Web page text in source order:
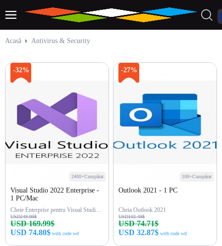
Acasă Antivirus & Security
-32%
2400+Cumpărat
Visual Studio 2022 Enterprise -
1 PC/Mac
Cheie Enterprise pentru Visual Studio 2022
USD249.99$
USD 169.99$
USD 74.80$ with code wd
-27%
100+Cumpărat
Outlook 2021 - 1 PC
Cheia Outlook 2021
USD102.49$
USD 74.71$
USD 32.87$ with code wd